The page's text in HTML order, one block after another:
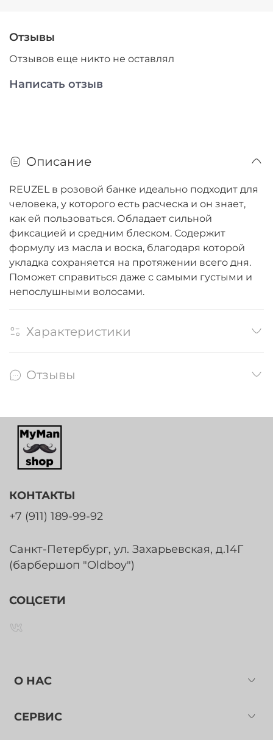
Отзывы
Отзывов еще никто не оставлял
Написать отзыв
Описание
REUZEL в розовой банке идеально подходит для
человека, у которого есть расческа и он знает,
как ей пользоваться. Обладает сильной
фиксацией и средним блеском. Содержит
формулу из масла и воска, благодаря которой
укладка сохраняется на протяжении всего дня.
Поможет справиться даже с самыми густыми и
непослушными волосами.
Характеристики
Отзывы
О НАС
СЕРВИС
КОНТАКТЫ
+7 (911) 189-99-92
Санкт-Петербург, ул. Захарьевская, д.14Г
(барбершоп "Oldboy")
СОЦСЕТИ